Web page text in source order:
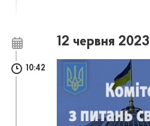
12 червня 2023
10:42